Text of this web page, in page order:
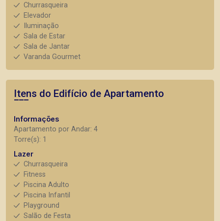
Churrasqueira
Elevador
Iluminação
Sala de Estar
Sala de Jantar
Varanda Gourmet
Itens do Edifício de Apartamento
Informações
Apartamento por Andar: 4
Torre(s): 1
Lazer
Churrasqueira
Fitness
Piscina Adulto
Piscina Infantil
Playground
Salão de Festa